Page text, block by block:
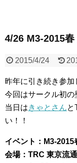
4/26 M3-2015春
2015/4/24
昨年に引き続き参加
今回はサークル初
当日はきゃとさんと
い！！
イベント：M3-2015
会場：TRC 東京流